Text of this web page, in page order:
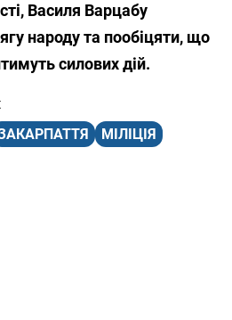
Василя Варцабу
народу та пообіцяти, що
силових дій.
МІЛІЦІЯ